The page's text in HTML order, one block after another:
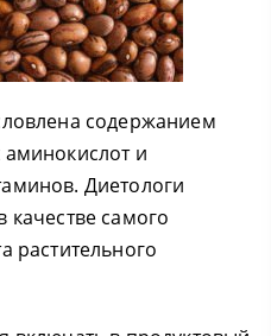
содержанием
и
Диетологи
самого
растительного